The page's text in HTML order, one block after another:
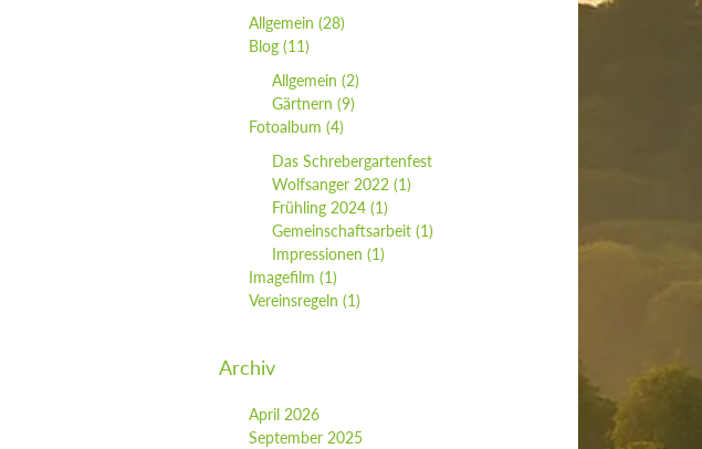
Allgemein (28)
Blog(11)
Allgemein (2)
Gärtnern (9)
Fotoalbum (4)
Das Schrebergartenfest
Wolfsanger 2022 (1)
Frühling 2024(1)
Gemeinschaftsarbeit(1)
Impressionen (1)
Imagefilm (1)
Vereinsregeln (1)
Archiv
April 2026
September 2025